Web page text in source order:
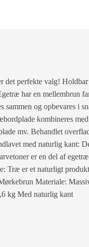
det perfekte valg!
har en mellembrun
sammen og opbevares i
kombineres
mv. Behandlet
med naturlig kant:
er en del af
Træ er et naturligt
Materiale:
kg Med naturlig kant